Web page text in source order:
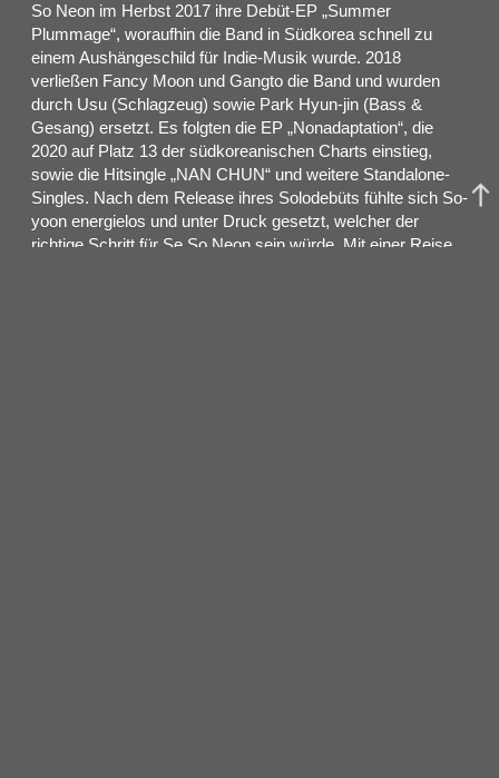
So Neon im Herbst 2017 ihre Debüt-EP „Summer
Plummage“, woraufhin die Band in Südkorea schnell zu
einem Aushängeschild für Indie-Musik wurde. 2018
verließen Fancy Moon und Gangto die Band und wurden
durch Usu (Schlagzeug) sowie Park Hyun-jin (Bass &
Gesang) ersetzt. Es folgten die EP „Nonadaptation“, die
2020 auf Platz 13 der südkoreanischen Charts einstieg,
sowie die Hitsingle „NAN CHUN“ und weitere Standalone-
Singles. Nach dem Release ihres Solodebüts fühlte sich So-
yoon energielos und unter Druck gesetzt, welcher der
richtige Schritt für Se So Neon sein würde. Mit einer Reise